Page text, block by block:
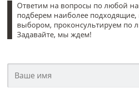
Ответим на вопросы по любой
подберем наиболее
выбором, проконсультируем по
Задавайте, мы ждем!